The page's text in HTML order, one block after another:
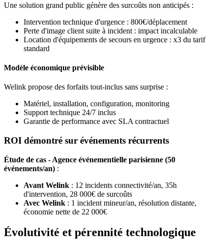
Une solution grand public génère des surcoûts non anticipés :
Intervention technique d'urgence : 800€/déplacement
Perte d'image client suite à incident : impact incalculable
Location d'équipements de secours en urgence : x3 du tarif
standard
Modèle économique prévisible
Welink propose des forfaits tout-inclus sans surprise :
Matériel, installation, configuration, monitoring
Support technique 24/7 inclus
Garantie de performance avec SLA contractuel
ROI démontré sur événements récurrents
Étude de cas - Agence événementielle parisienne (50
événements/an) :
Avant Welink : 12 incidents connectivité/an, 35h
d'intervention, 28 000€ de surcoûts
Avec Welink : 1 incident mineur/an, résolution distante,
économie nette de 22 000€
Évolutivité et pérennité technologique